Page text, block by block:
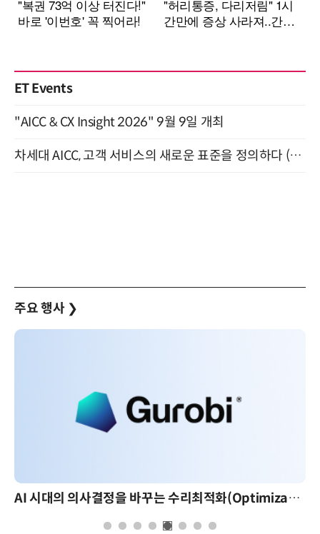
ET Events
"AICC & CX Insight 2026" 9월 9일 개최
차세대 AICC, 고객 서비스의 새로운 표준을 정의하다 (9/9)
주요 행사 ❯
AI 시대의 의사결정을 바꾸는 수리최적화(Optimization): 실제 산업 적용 사례와 활용 전략